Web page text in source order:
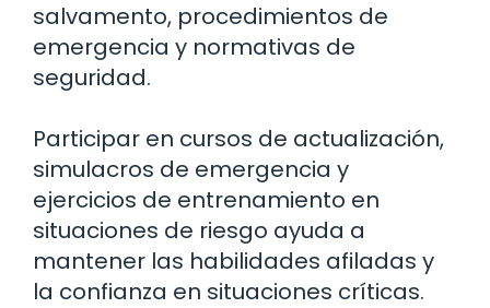
salvamento, procedimientos de
emergencia y normativas de
seguridad.
Participar en cursos de actualización,
simulacros de emergencia y
ejercicios de entrenamiento en
situaciones de riesgo ayuda a
mantener las habilidades afiladas y
la confianza en situaciones críticas.